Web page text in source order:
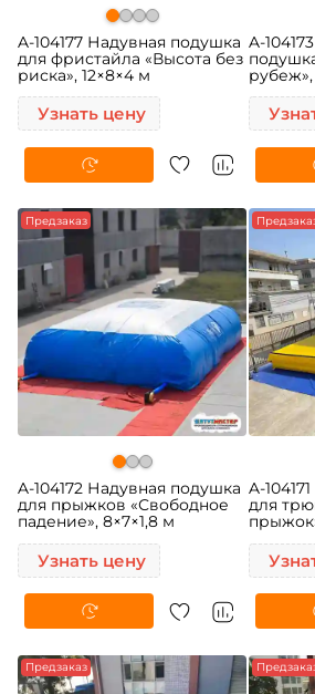
A-104177 Надувная подушка
для фристайла «Высота без
риска», 12×8×4 м
Узнать цену
A-
Предзаказ
A-104172 Надувная подушка
для прыжков «Свободное
падение», 8×7×1,8 м
Узнать цену
A-
для
Предзаказ